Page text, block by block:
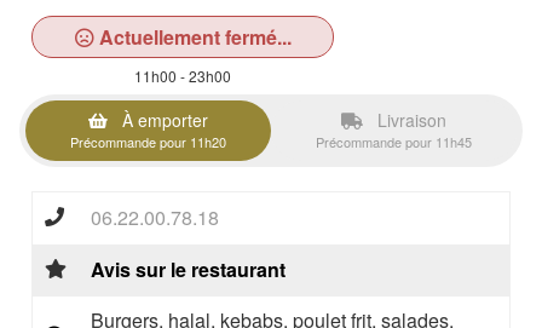
Actuellement fermé...
11h00 - 23h00
À emporter
Précommande pour 11h20
Livraison
Précommande pour 11h45
06.22.00.78.18
Avis sur le restaurant
Burgers, halal, kebabs, poulet frit, salades,